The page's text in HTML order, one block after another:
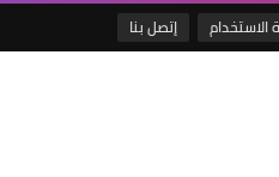
الاستخدام إتصل بنا